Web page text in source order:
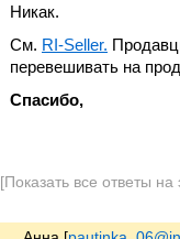
Никак.
См. RI-Seller.
перевешивать на
Спасибо,
[Показать все ответы